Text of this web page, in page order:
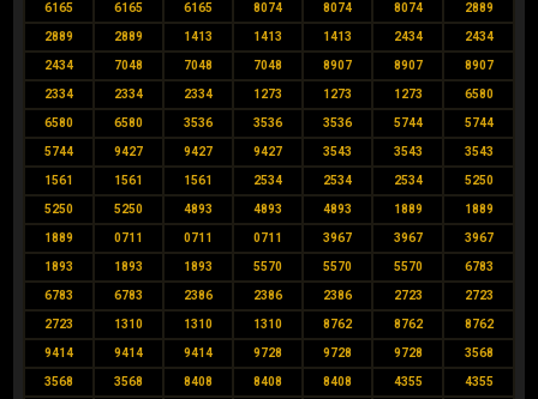
6165 6165 6165 8074 8074 8074 2889
2889 2889 1413 1413 1413 2434 2434
2434 7048 7048 7048 8907 8907 8907
2334 2334 2334 1273 1273 1273 6580
6580 6580 3536 3536 3536 5744 5744
5744 9427 9427 9427 3543 3543 3543
1561 1561 1561 2534 2534 2534 5250
5250 5250 4893 4893 4893 1889 1889
1889 0711 0711 0711 3967 3967 3967
1893 1893 1893 5570 5570 5570 6783
6783 6783 2386 2386 2386 2723 2723
2723 1310 1310 1310 8762 8762 8762
9414 9414 9414 9728 9728 9728 3568
3568 3568 8408 8408 8408 4355 4355